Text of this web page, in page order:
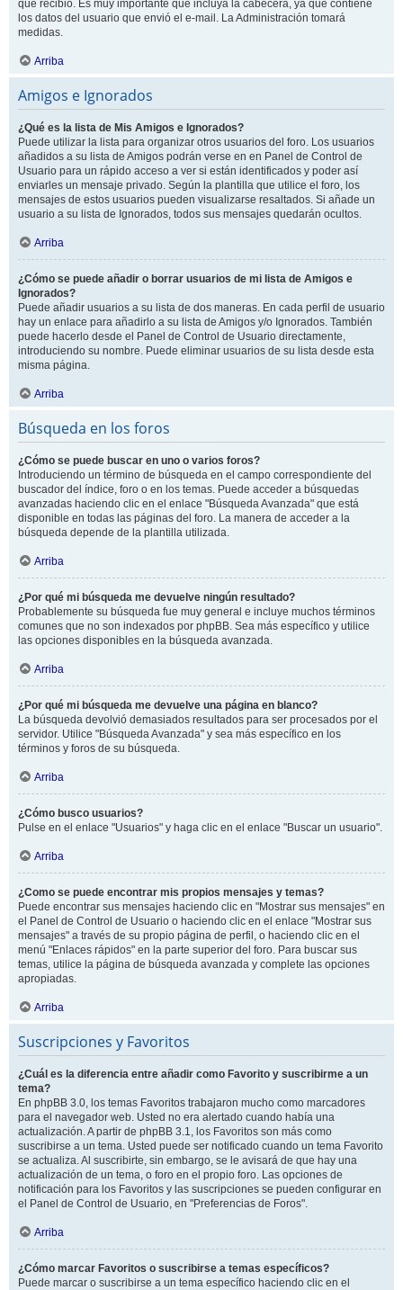
que recibió. Es muy importante que incluya la cabecera, ya que contiene
los datos del usuario que envió el e-mail. La Administración tomará
medidas.
Arriba
Amigos e Ignorados
¿Qué es la lista de Mis Amigos e Ignorados?
Puede utilizar la lista para organizar otros usuarios del foro. Los usuarios
añadidos a su lista de Amigos podrán verse en en Panel de Control de
Usuario para un rápido acceso a ver si están identificados y poder así
enviarles un mensaje privado. Según la plantilla que utilice el foro, los
mensajes de estos usuarios pueden visualizarse resaltados. Si añade un
usuario a su lista de Ignorados, todos sus mensajes quedarán ocultos.
Arriba
¿Cómo se puede añadir o borrar usuarios de mi lista de Amigos e
Ignorados?
Puede añadir usuarios a su lista de dos maneras. En cada perfil de usuario
hay un enlace para añadirlo a su lista de Amigos y/o Ignorados. También
puede hacerlo desde el Panel de Control de Usuario directamente,
introduciendo su nombre. Puede eliminar usuarios de su lista desde esta
misma página.
Arriba
Búsqueda en los foros
¿Cómo se puede buscar en uno o varios foros?
Introduciendo un término de búsqueda en el campo correspondiente del
buscador del índice, foro o en los temas. Puede acceder a búsquedas
avanzadas haciendo clic en el enlace "Búsqueda Avanzada" que está
disponible en todas las páginas del foro. La manera de acceder a la
búsqueda depende de la plantilla utilizada.
Arriba
¿Por qué mi búsqueda me devuelve ningún resultado?
Probablemente su búsqueda fue muy general e incluye muchos términos
comunes que no son indexados por phpBB. Sea más específico y utilice
las opciones disponibles en la búsqueda avanzada.
Arriba
¿Por qué mi búsqueda me devuelve una página en blanco?
La búsqueda devolvió demasiados resultados para ser procesados por el
servidor. Utilice "Búsqueda Avanzada" y sea más específico en los
términos y foros de su búsqueda.
Arriba
¿Cómo busco usuarios?
Pulse en el enlace "Usuarios" y haga clic en el enlace "Buscar un usuario".
Arriba
¿Como se puede encontrar mis propios mensajes y temas?
Puede encontrar sus mensajes haciendo clic en "Mostrar sus mensajes" en
el Panel de Control de Usuario o haciendo clic en el enlace "Mostrar sus
mensajes" a través de su propio página de perfil, o haciendo clic en el
menú "Enlaces rápidos" en la parte superior del foro. Para buscar sus
temas, utilice la página de búsqueda avanzada y complete las opciones
apropiadas.
Arriba
Suscripciones y Favoritos
¿Cuál es la diferencia entre añadir como Favorito y suscribirme a un
tema?
En phpBB 3.0, los temas Favoritos trabajaron mucho como marcadores
para el navegador web. Usted no era alertado cuando había una
actualización. A partir de phpBB 3.1, los Favoritos son más como
suscribirse a un tema. Usted puede ser notificado cuando un tema Favorito
se actualiza. Al suscribirte, sin embargo, se le avisará de que hay una
actualización de un tema, o foro en el propio foro. Las opciones de
notificación para los Favoritos y las suscripciones se pueden configurar en
el Panel de Control de Usuario, en "Preferencias de Foros".
Arriba
¿Cómo marcar Favoritos o suscribirse a temas específicos?
Puede marcar o suscribirse a un tema específico haciendo clic en el